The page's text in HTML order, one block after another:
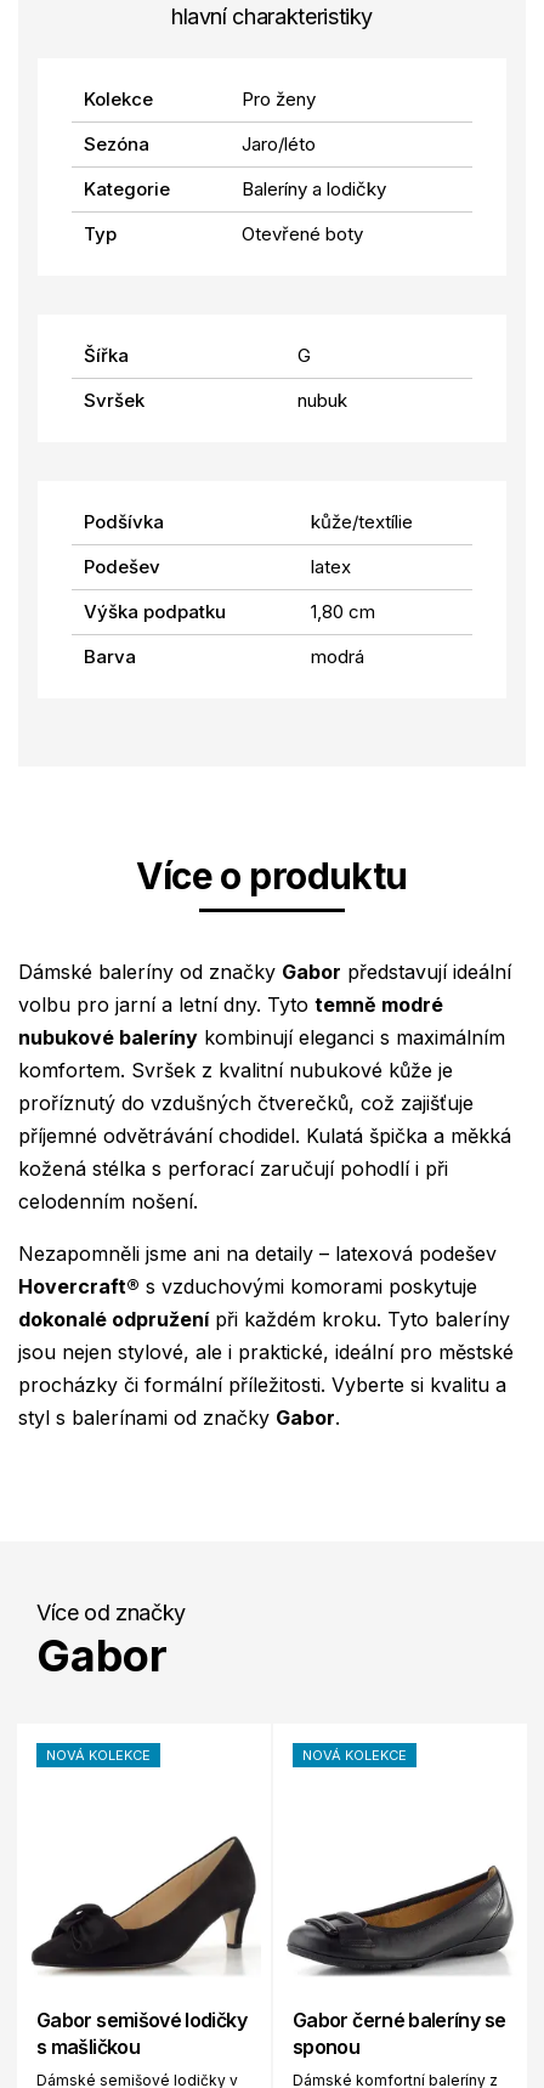
hlavní charakteristiky
Kolekce
Pro ženy
Sezóna
Jaro/léto
Kategorie
Baleríny a lodičky
Typ
Otevřené boty
Šířka
G
Svršek
nubuk
Podšívka
kůže/textílie
Podešev
latex
Výška podpatku
1,80 cm
Barva
modrá
Více o produktu
Dámské baleríny od značky Gabor představují ideální
volbu pro jarní a letní dny. Tyto temně modré
nubukové baleríny kombinují eleganci s maximálním
komfortem. Svršek z kvalitní nubukové kůže je
proříznutý do vzdušných čtverečků, což zajišťuje
příjemné odvětrávání chodidel. Kulatá špička a měkká
kožená stélka s perforací zaručují pohodlí i při
celodenním nošení.
Nezapomněli jsme ani na detaily – latexová podešev
Hovercraft® s vzduchovými komorami poskytuje
dokonalé odpruženípři každém kroku. Tyto baleríny
jsou nejen stylové, ale i praktické, ideální pro městské
procházky či formální příležitosti. Vyberte si kvalitu a
styl s balerínami od značky Gabor.
Více od značky
Gabor
NOVÁ KOLEKCE
Gabor semišové lodičky
s mašličkou
Dámské semišové lodičky v
NOVÁ KOLEKCE
Gabor černé baleríny se
sponou
Dámské komfortní baleríny z